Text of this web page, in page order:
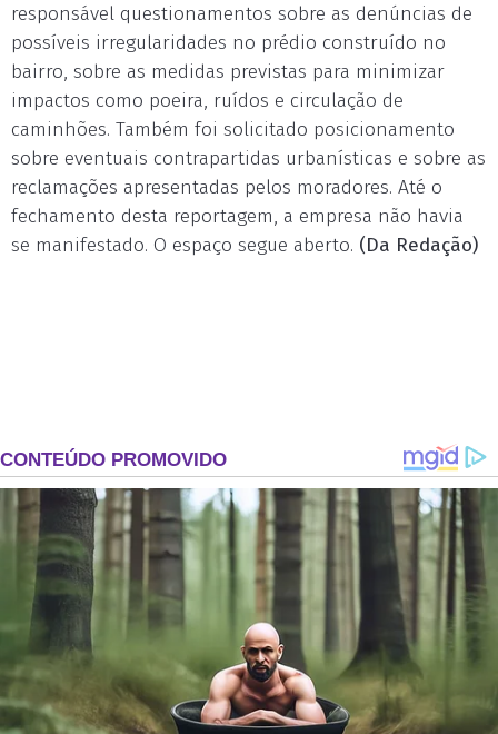
responsável questionamentos sobre as denúncias de
possíveis irregularidades no prédio construído no
bairro, sobre as medidas previstas para minimizar
impactos como poeira, ruídos e circulação de
caminhões. Também foi solicitado posicionamento
sobre eventuais contrapartidas urbanísticas e sobre as
reclamações apresentadas pelos moradores. Até o
fechamento desta reportagem, a empresa não havia
se manifestado. O espaço segue aberto. (Da Redação)